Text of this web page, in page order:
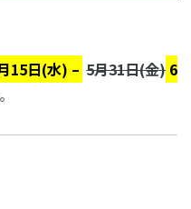
15日(水) – 5月31日(金) 6